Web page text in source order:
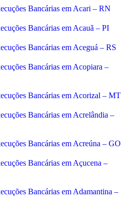
Bancárias em Acari – RN
Bancárias em Acauã – PI
Bancárias em Aceguá – RS
Bancárias em Acopiara –
Bancárias em Acorizal – MT
Bancárias em Acrelândia –
Bancárias em Acreúna – GO
Bancárias em Açucena –
Bancárias em Adamantina –